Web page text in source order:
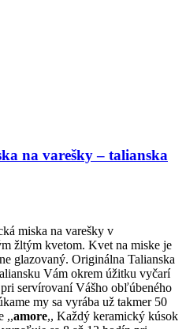
na varešky – talianska
miska na varešky v
žltým kvetom. Kvet na miske je
glazovaný. Originálna Talianska
Vám okrem úžitku vyčarí
servírovaní Vášho obľúbeného
my sa vyrába už takmer 50
,,amore,, Každý keramický kúsok